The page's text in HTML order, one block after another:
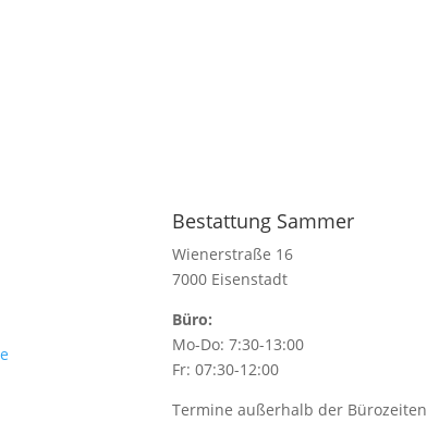
Bestattung Sammer
Wienerstraße 16
7000 Eisenstadt
Büro:
Mo-Do: 7:30-13:00
Fr: 07:30-12:00
Termine außerhalb der Bürozeiten